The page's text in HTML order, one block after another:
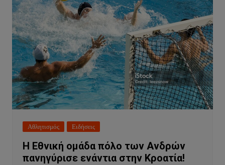
Αθλητισμός Ειδήσεις
Η Εθνική ομάδα πόλο των Ανδρών
πανηγύρισε ενάντια στην Κροατία!